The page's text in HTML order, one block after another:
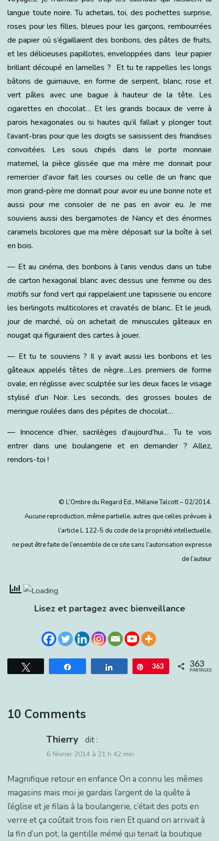
langue toute noire. Tu achetais, toi, des pochettes surprise,
roses pour les filles, bleues pour les garçons, rembourrées
de papier où s’égaillaient des bonbons, des pâtes de fruits,
et les délicieuses papillotes, enveloppées dans leur papier
brillant découpé en lamelles ? Et tu te rappelles les longs
bâtons de guimauve, en forme de serpent, blanc, rose et
vert pâles avec une bague à hauteur de la tête. Les
cigarettes en chocolat… Et les grands bocaux de verre à
parois hexagonales ou si hautes qu’il fallait y plonger tout
l’avant-bras pour que les doigts se saisissent des friandises
convoitées. Les sous chipés dans le porte monnaie
maternel, la pièce glissée que ma mère me donnait pour
remercier d’avoir fait les courses ou celle de un franc que
mon grand-père me donnait pour avoir eu une bonne note et
aussi pour me consoler de ne pas en avoir eu. Je me
souviens aussi des bergamotes de Nancy et des énormes
caramels bicolores que ma mère déposait sur la boîte à sel
en bois.
— Et au cinéma, des bonbons à l’anis vendus dans un tube
de carton hexagonal blanc avec dessus une femme ou des
motifs sur fond vert qui rappelaient une tapisserie ou encore
les berlingots multicolores et cravatés de blanc.. Et le jeudi,
jour de marché, où on achetait de minuscules gâteaux en
nougat qui figuraient des cartes à jouer.
— Et tu te souviens ? Il y avait aussi les bonbons et les
gâteaux appelés têtes de nègre…Les premiers de forme
ovale, en réglisse avec sculptée sur les deux faces le visage
stylisé d’un Noir. Les seconds, des grosses boules de
meringue roulées dans des pépites de chocolat…
— Innocence d’hier, sacrilèges d’aujourd’hui… Tu te vois
entrer dans une boulangerie et en demander ? Allez,
rendors-toi !
© L’Ombre du Regard Ed., Mélanie Talcott – 02/2014.
Aucune reproduction, même partielle, autres que celles prévues à
l’article L 122-5 du code de la propriété intellectuelle,
ne peut être faite de l’ensemble de ce site sans l’autorisation expresse
de l’auteur
Lisez et partagez avec bienveillance
Partagez Épingle
363 363
PARTAGES
10 Comments
Thierry dit :
6 février 2014 à 21 h 42 min
Magnifique retour en enfance On a connu les mêmes
magasins mais moi je gardais l’argent de la quête à
l’église et je filais à la boulangerie, c’était des pots en
verre et ça coûtait trois fois rien Et quand on arrivait à
la fin d’un pot, la gentille mémé qui tenait la boutique